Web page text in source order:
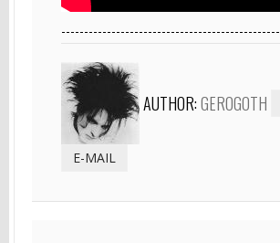
------------------------------------------------
AUTHOR:GEROGOTH
E-MAIL